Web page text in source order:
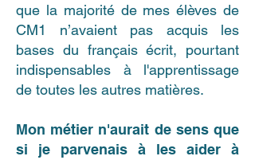
que la majorité de mes élèves de
CM1 n’avaient pas acquis les
bases du français écrit, pourtant
indispensables à l'apprentissage
de toutes les autres matières.
Mon métier n'aurait de sens que
si je parvenais à les aider à